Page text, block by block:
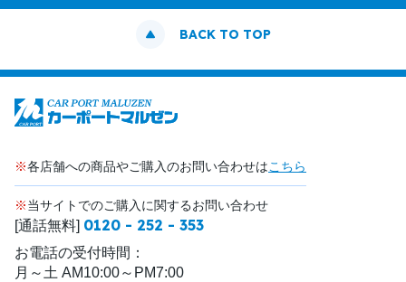
BACK TO TOP
※各店舗への商品やご購入のお問い合わせはこちら
※当サイトでのご購入に関するお問い合わせ
[通話無料] 0120 - 252 - 353
お電話の受付時間：
月～土 AM10:00～PM7:00